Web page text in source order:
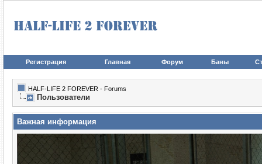
Регистрация Главная Форум Баны
HALF-LIFE 2 FOREVER - Forums
Пользователи
Важная информация